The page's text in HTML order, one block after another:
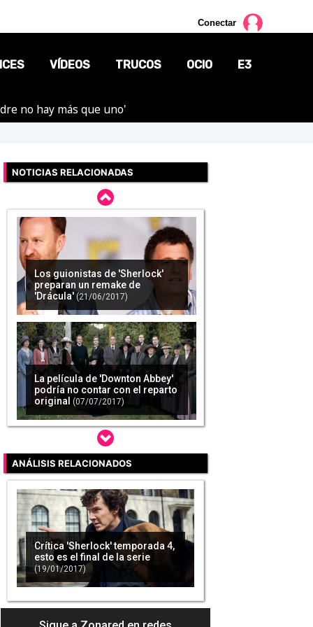
Conectar
VÍDEOS TRUCOS OCIO
MANGA
E3
no hay más que uno'
NOTICIAS RELACIONADAS
Los guionistas de 'Sherlock'
preparan un remake de
'Drácula' (21/06/2017)
La película de 'Downton Abbey'
podría no contar con el reparto
original (07/07/2017)
'Sherlock Holmes 3' llegará a
las salas de cine en 2020
(08/05/2018)
'Sherlock' regresará este
mismo año 2018 según sus
creadores (24/05/2018)
ANÁLISIS RELACIONADOS
Crítica 'Sherlock' temporada 4,
esto es el final de la serie
(19/01/2017)